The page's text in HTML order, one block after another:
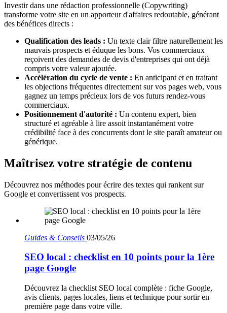
Investir dans une rédaction professionnelle (Copywriting)
transforme votre site en un apporteur d'affaires redoutable, générant
des bénéfices directs :
Qualification des leads : Un texte clair filtre naturellement les
mauvais prospects et éduque les bons. Vos commerciaux
reçoivent des demandes de devis d'entreprises qui ont déjà
compris votre valeur ajoutée.
Accélération du cycle de vente : En anticipant et en traitant
les objections fréquentes directement sur vos pages web, vous
gagnez un temps précieux lors de vos futurs rendez-vous
commerciaux.
Positionnement d'autorité : Un contenu expert, bien
structuré et agréable à lire assoit instantanément votre
crédibilité face à des concurrents dont le site paraît amateur ou
générique.
Maîtrisez votre stratégie de contenu
Découvrez nos méthodes pour écrire des textes qui rankent sur
Google et convertissent vos prospects.
Guides & Conseils 03/05/26
SEO local : checklist en 10 points pour la 1ère
page Google
Découvrez la checklist SEO local complète : fiche Google,
avis clients, pages locales, liens et technique pour sortir en
première page dans votre ville.